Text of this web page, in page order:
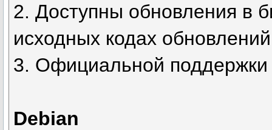
2. Доступны обновления в
исходных кодах
3. Официальной поддержки
Debian